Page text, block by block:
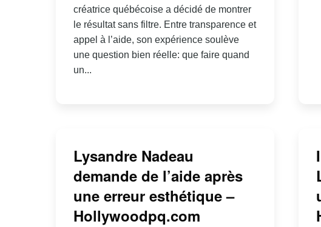
créatrice québécoise a décidé de montrer
le résultat sans filtre. Entre transparence et
appel à l’aide, son expérience soulève
une question bien réelle: que faire quand
un...
Lysandre Nadeau
demande de l’aide après
une erreur esthétique –
Hollywoodpq.com